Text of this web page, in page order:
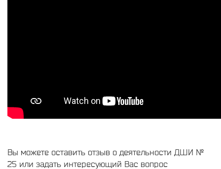
Вы можете оставить отзыв о деятельности ДШИ №
25 или задать интересующий Вас вопрос